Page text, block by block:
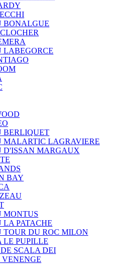
BONALGUE
LABEGORCE
BERLIQUET
MALARTIC LAGRAVIERE
D'ISSAN MARGAUX
BAY
MONTUS
LA PATACHE
TOUR DU ROC MILON
LE PUPILLE
SCALA DEI